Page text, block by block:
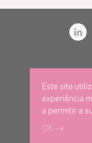
Este site
experiência
a permitir a
OK